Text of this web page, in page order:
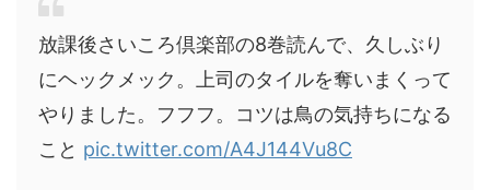
放課後さいころ倶楽部の8巻読んで、久しぶり
にヘックメック。上司のタイルを奪いまくって
やりました。フフフ。コツは鳥の気持ちになる
こと pic.twitter.com/A4J144Vu8C